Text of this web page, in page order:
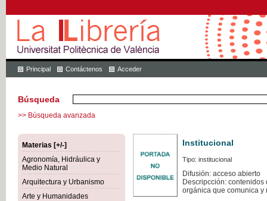
Principal Contáctenos Acceder
Búsqueda
>> Búsqueda avanzada
Materias [+/-]
Agronomía, Hidráulica y
Medio Natural
Arquitectura y Urbanismo
Arte y Humanidades
Institucional
Tipo: institucional
Difusión: acceso abierto
Descripcción:
orgánica que comunica y